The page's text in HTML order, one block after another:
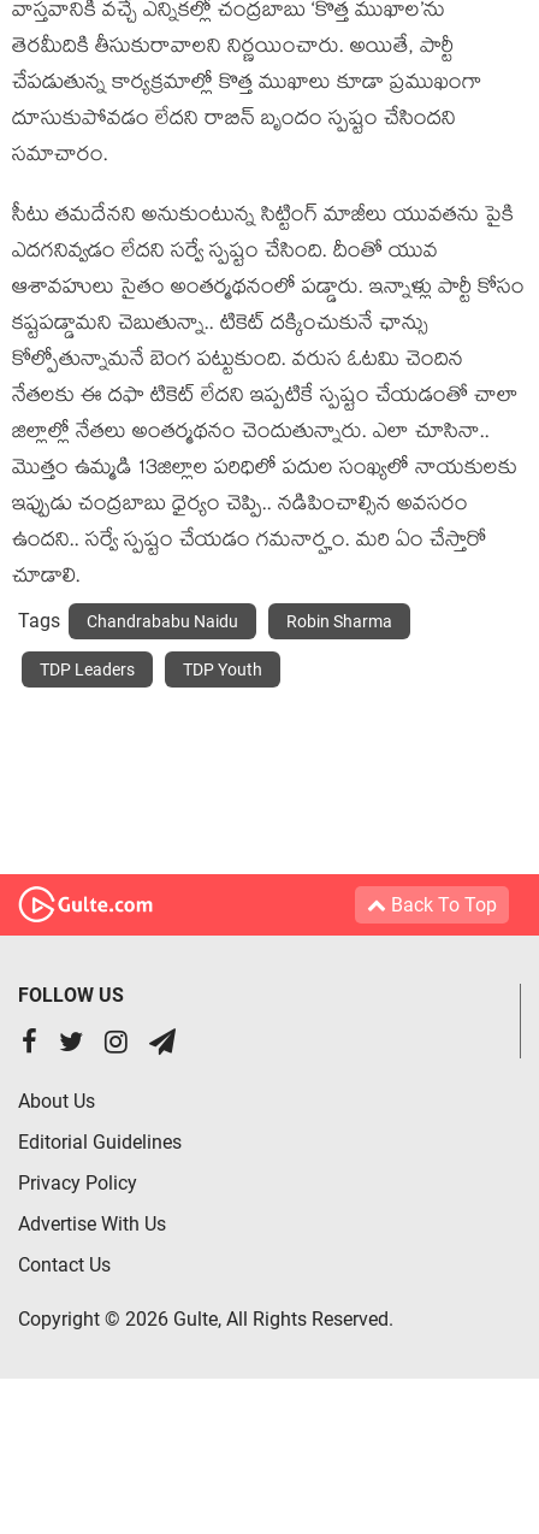
వాస్త‌వానికి వ‌చ్చే ఎన్నిక‌ల్లో చంద్రబాబు ‘కొత్త ముఖాల’ను
తెర‌మీదికి తీసుకురావాల‌ని నిర్ణ‌యించారు. అయితే, పార్టీ
చేప‌డుతున్న కార్య‌క్ర‌మాల్లో కొత్త ముఖాలు కూడా ప్ర‌ముఖంగా
దూసుకుపోవ‌డం లేద‌ని రాబిన్ బృందం స్ప‌ష్టం చేసిందని
స‌మాచారం.
సీటు తమదేనని అనుకుంటున్న సిట్టింగ్‌ మాజీలు యువ‌త‌ను పైకి
ఎద‌గ‌నివ్వ‌డం లేద‌ని స‌ర్వే స్ప‌ష్టం చేసింది. దీంతో యువ‌
ఆశావహులు సైతం అంతర్మథనంలో పడ్డారు. ఇన్నాళ్లు పార్టీ కోసం
కష్టపడ్డామని చెబుతున్నా.. టికెట్ ద‌క్కించుకునే ఛాన్సు
కోల్పోతున్నామనే బెంగ పట్టుకుంది. వరుస ఓటమి చెందిన
నేతలకు ఈ దఫా టికెట్‌ లేదని ఇప్పటికే స్పష్టం చేయడంతో చాలా
జిల్లాల్లో నేత‌లు అంత‌ర్మ‌థ‌నం చెందుతున్నారు. ఎలా చూసినా..
మొత్తం ఉమ్మ‌డి 13జిల్లాల ప‌రిధిలో ప‌దుల సంఖ్య‌లో నాయ‌కులకు
ఇప్పుడు చంద్ర‌బాబు ధైర్యం చెప్పి.. న‌డిపించాల్సిన అవ‌స‌రం
ఉంద‌ని.. స‌ర్వే స్ప‌ష్టం చేయ‌డం గ‌మ‌నార్హం. మ‌రి ఏం చేస్తారో
చూడాలి.
Tags Chandrababu Naidu Robin Sharma
TDP Leaders TDP Youth
Back To Top
FOLLOW US
About Us
Editorial Guidelines
Privacy Policy
Advertise With Us
Contact Us
Copyright © 2026 Gulte, All Rights Reserved.